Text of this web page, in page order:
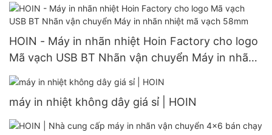
HOIN - Máy in nhãn nhiệt Hoin Factory cho logo
Mã vạch USB BT Nhãn vận chuyển Máy in nhãn
nhiệt mã vạch 58mm
máy in nhiệt không dây giá sỉ | HOIN